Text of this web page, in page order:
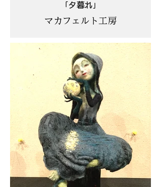
「夕暮れ」
マカフェルト工房